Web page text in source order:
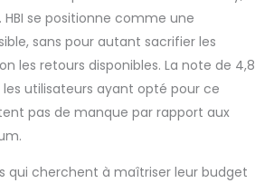
HBI se positionne comme une
sans pour autant sacrifier les
les retours disponibles. La note de 4,8
les utilisateurs ayant opté pour ce
pas de manque par rapport aux
qui cherchent à maîtriser leur budget